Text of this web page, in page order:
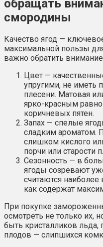
обращать
смородины
Качество ягод —
максимальной пользы
важно обратить
Цвет —
упругими, не иметь
плесени. Матовая
ярко-красным
коричневых пятен.
Запах — спелые
сладким ароматом.
слишком кислого
порчи или старости
Сезонность — в
ягоды созревают
считаются
как содержат
При покупке
осмотреть не только их,
быть кристалликов
плодов — слипшихся